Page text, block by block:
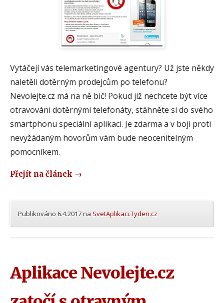
Vytáčejí vás telemarketingové agentury? Už jste někdy
naletěli dotěrným prodejcům po telefonu?
Nevolejte.cz má na ně bič! Pokud již nechcete být více
otravováni dotěrnými telefonáty, stáhněte si do svého
smartphonu speciální aplikaci. Je zdarma a v boji proti
nevyžádaným hovorům vám bude neocenitelným
pomocníkem.
Přejít na článek →
Publikováno 6.4.2017na SvetAplikaci.Tyden.cz
Aplikace Nevolejte.cz